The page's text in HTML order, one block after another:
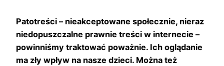
Patotreści – nieakceptowane społecznie, nieraz
niedopuszczalne prawnie treści w internecie –
powinniśmy traktować poważnie. Ich oglądanie
ma zły wpływ na nasze dzieci. Można też